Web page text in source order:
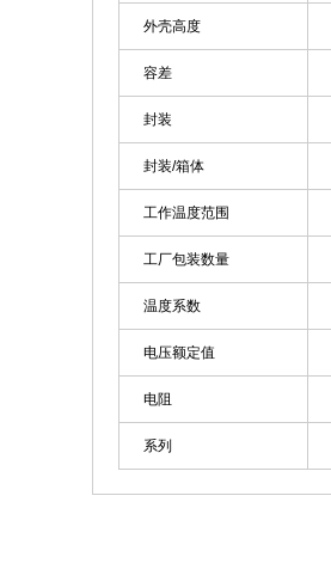
外壳高度
容差
封装
封装/箱体
工作温度范围
工厂包装数量
温度系数
电压额定值
电阻
系列